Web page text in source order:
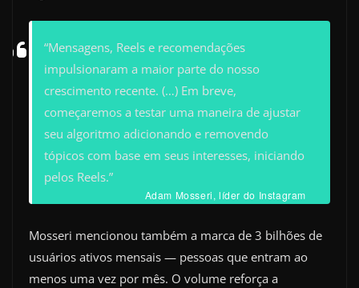
“Mensagens, Reels e recomendações
impulsionaram a maior parte do nosso
crescimento recente. (…) Em breve,
começaremos a testar uma maneira de ajustar
seu algoritmo adicionando e removendo
tópicos com base em seus interesses, iniciando
pelos Reels.”
Adam Mosseri, líder do Instagram
Mosseri mencionou também a marca de 3 bilhões de
usuários ativos mensais — pessoas que entram ao
menos uma vez por mês. O volume reforça a